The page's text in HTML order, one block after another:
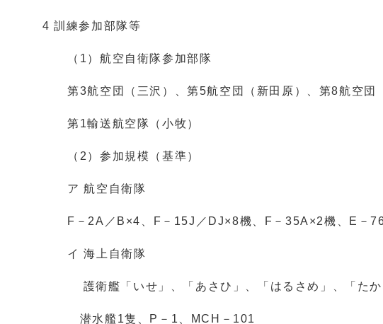
4 訓練参加部隊等
（1）航空自衛隊参加部隊
第3航空団（三沢）、第5航空団（新田原）、第8航空団
第1輸送航空隊（小牧）
（2）参加規模（基準）
ア 航空自衛隊
F－2A／B×4、F－15J／DJ×8機、F－35A×2機、E－
イ 海上自衛隊
護衛艦「いせ」、「あさひ」、「はるさめ」、「たか
潜水艦1隻、P－1、MCH－101